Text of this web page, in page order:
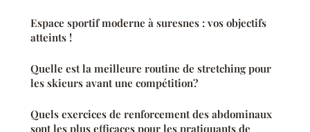
Espace sportif moderne à suresnes : vos objectifs
atteints !
Quelle est la meilleure routine de stretching pour
les skieurs avant une compétition?
Quels exercices de renforcement des abdominaux
sont les plus efficaces pour les pratiquants de